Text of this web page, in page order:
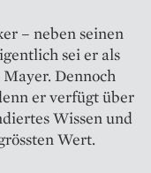
– neben seinen
sei er als
Dennoch
er verfügt über
Wissen und
Wert.